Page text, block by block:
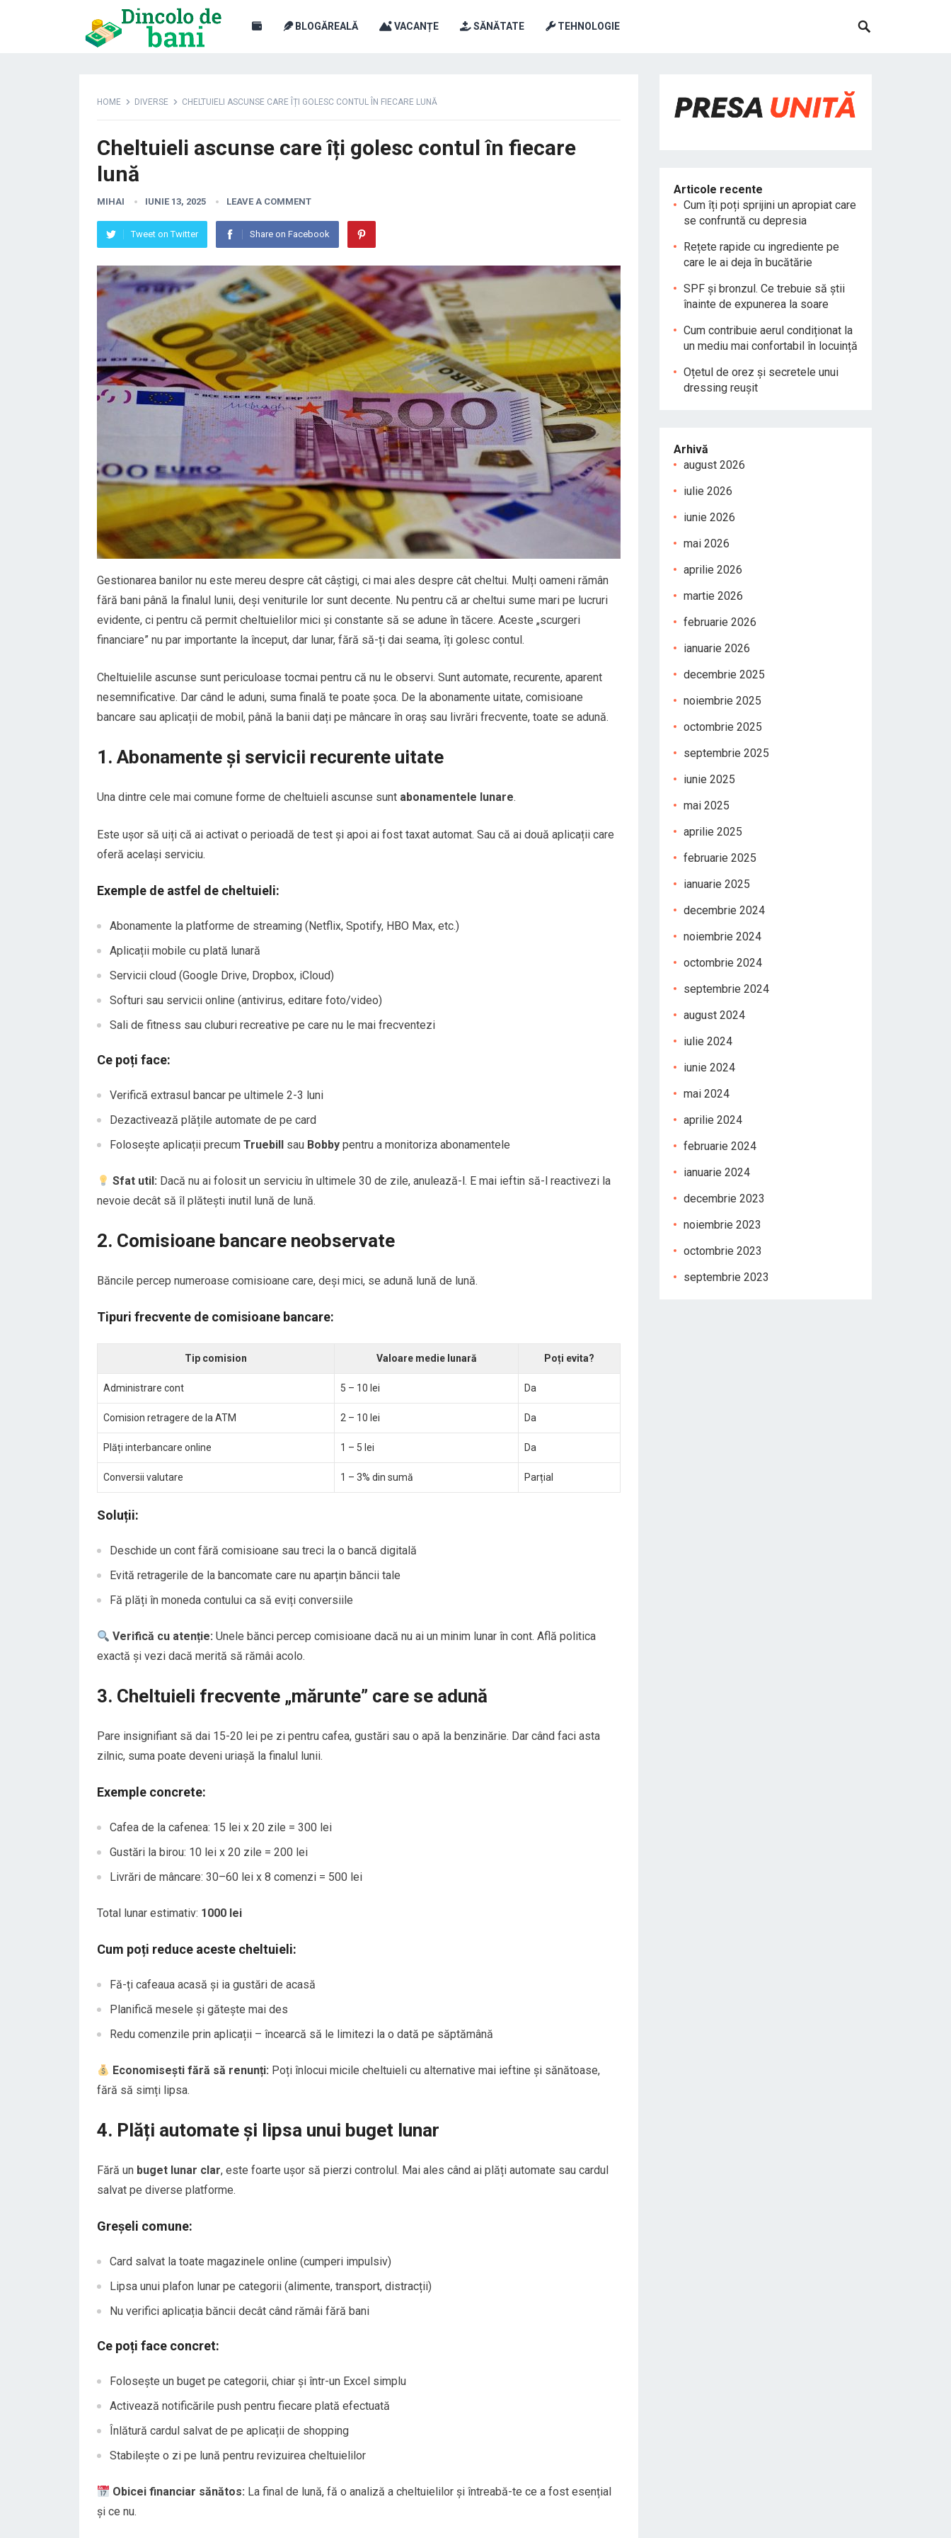
BLOGĂREALĂ VACANȚE SĂNĂTATE TEHNOLOGIE
HOME DIVERSE CHELTUIELI ASCUNSE CARE ÎȚI GOLESC CONTUL ÎN FIECARE LUNĂ
Cheltuieli ascunse care îți golesc contul în fiecare
lună
MIHAI IUNIE 13, 2025 LEAVE A COMMENT
Tweet on Twitter Share on Facebook
Gestionarea banilor nu este mereu despre cât câștigi, ci mai ales despre cât cheltui. Mulți oameni rămân
fără bani până la finalul lunii, deși veniturile lor sunt decente. Nu pentru că ar cheltui sume mari pe lucruri
evidente, ci pentru că permit cheltuielilor mici și constante să se adune în tăcere. Aceste „scurgeri
financiare” nu par importante la început, dar lunar, fără să-ți dai seama, îți golesc contul.
Cheltuielile ascunse sunt periculoase tocmai pentru că nu le observi. Sunt automate, recurente, aparent
nesemnificative. Dar când le aduni, suma finală te poate șoca. De la abonamente uitate, comisioane
bancare sau aplicații de mobil, până la banii dați pe mâncare în oraș sau livrări frecvente, toate se adună.
1. Abonamente și servicii recurente uitate
Una dintre cele mai comune forme de cheltuieli ascunse sunt abonamentele lunare.
Este ușor să uiți că ai activat o perioadă de test și apoi ai fost taxat automat. Sau că ai două aplicații care
oferă același serviciu.
Exemple de astfel de cheltuieli:
Abonamente la platforme de streaming (Netflix, Spotify, HBO Max, etc.)
Aplicații mobile cu plată lunară
Servicii cloud (Google Drive, Dropbox, iCloud)
Softuri sau servicii online (antivirus, editare foto/video)
Sali de fitness sau cluburi recreative pe care nu le mai frecventezi
Ce poți face:
Verifică extrasul bancar pe ultimele 2-3 luni
Dezactivează plățile automate de pe card
Folosește aplicații precum Truebill sau Bobby pentru a monitoriza abonamentele
Sfat util: Dacă nu ai folosit un serviciu în ultimele 30 de zile, anulează-l. E mai ieftin să-l reactivezi la
nevoie decât să îl plătești inutil lună de lună.
2. Comisioane bancare neobservate
Băncile percep numeroase comisioane care, deși mici, se adună lună de lună.
Tipuri frecvente de comisioane bancare:
Tip comision Valoare medie lunară Poți evita?
Administrare cont 5 – 10 lei Da
Comision retragere de la ATM 2 – 10 lei Da
Plăți interbancare online 1 – 5 lei Da
Conversii valutare 1 – 3% din sumă Parțial
Soluții:
Deschide un cont fără comisioane sau treci la o bancă digitală
Evită retragerile de la bancomate care nu aparțin băncii tale
Fă plăți în moneda contului ca să eviți conversiile
Verifică cu atenție: Unele bănci percep comisioane dacă nu ai un minim lunar în cont. Află politica
exactă și vezi dacă merită să rămâi acolo.
3. Cheltuieli frecvente „mărunte” care se adună
Pare insignifiant să dai 15-20 lei pe zi pentru cafea, gustări sau o apă la benzinărie. Dar când faci asta
zilnic, suma poate deveni uriașă la finalul lunii.
Exemple concrete:
Cafea de la cafenea: 15 lei x 20 zile = 300 lei
Gustări la birou: 10 lei x 20 zile = 200 lei
Livrări de mâncare: 30–60 lei x 8 comenzi = 500 lei
Total lunar estimativ: 1000 lei
Cum poți reduce aceste cheltuieli:
Fă-ți cafeaua acasă și ia gustări de acasă
Planifică mesele și gătește mai des
Redu comenzile prin aplicații – încearcă să le limitezi la o dată pe săptămână
Economisești fără să renunți: Poți înlocui micile cheltuieli cu alternative mai ieftine și sănătoase,
fără să simți lipsa.
4. Plăți automate și lipsa unui buget lunar
Fără un buget lunar clar, este foarte ușor să pierzi controlul. Mai ales când ai plăți automate sau cardul
salvat pe diverse platforme.
Greșeli comune:
Card salvat la toate magazinele online (cumperi impulsiv)
Lipsa unui plafon lunar pe categorii (alimente, transport, distracții)
Nu verifici aplicația băncii decât când rămâi fără bani
Ce poți face concret:
Folosește un buget pe categorii, chiar și într-un Excel simplu
Activează notificările push pentru fiecare plată efectuată
Înlătură cardul salvat de pe aplicații de shopping
Stabilește o zi pe lună pentru revizuirea cheltuielilor
Obicei financiar sănătos: La final de lună, fă o analiză a cheltuielilor și întreabă-te ce a fost esențial
și ce nu.
Articole recente
Cum îți poți sprijini un apropiat care
se confruntă cu depresia
Rețete rapide cu ingrediente pe
care le ai deja în bucătărie
SPF și bronzul. Ce trebuie să știi
înainte de expunerea la soare
Cum contribuie aerul condiționat la
un mediu mai confortabil în locuință
Oțetul de orez și secretele unui
dressing reușit
Arhivă
august 2026
iulie 2026
iunie 2026
mai 2026
aprilie 2026
martie 2026
februarie 2026
ianuarie 2026
decembrie 2025
noiembrie 2025
octombrie 2025
septembrie 2025
iunie 2025
mai 2025
aprilie 2025
februarie 2025
ianuarie 2025
decembrie 2024
noiembrie 2024
octombrie 2024
septembrie 2024
august 2024
iulie 2024
iunie 2024
mai 2024
aprilie 2024
februarie 2024
ianuarie 2024
decembrie 2023
noiembrie 2023
octombrie 2023
septembrie 2023